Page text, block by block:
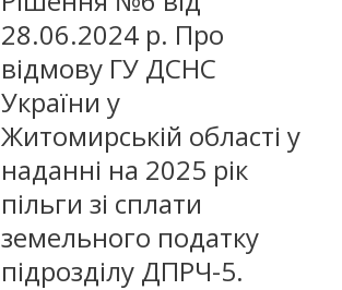
28.06.2024 р. Про
відмову ГУ ДСНС
України у
Житомирській області у
наданні на 2025 рік
пільги зі сплати
земельного податку
підрозділу ДПРЧ-5.